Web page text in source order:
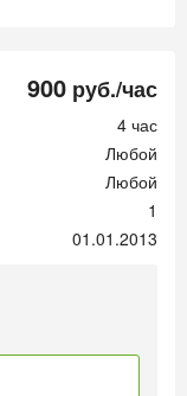
900 руб./час
4 час
Любой
Любой
1
01.01.2013